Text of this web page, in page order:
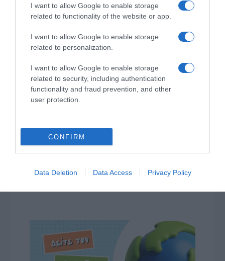
I want to allow Google to enable storage
related to functionality of the website or app.
I want to allow Google to enable storage
related to personalization.
I want to allow Google to enable storage
related to security, including authentication
functionality and fraud prevention, and other
user protection.
CONFIRM
Data Deletion Data Access Privacy Policy